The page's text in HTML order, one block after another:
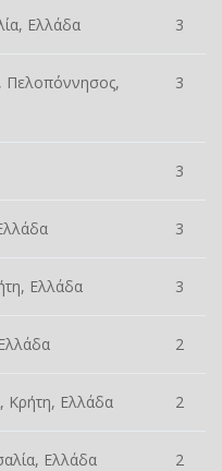
Ελλάδα 3
Πελοπόννησος,
3
3
3
Ελλάδα 3
2
Κρήτη, Ελλάδα 2
Ελλάδα 2